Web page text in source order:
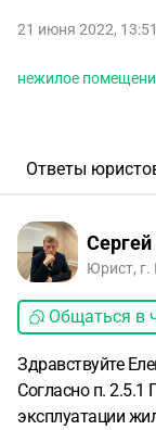
обеспечить
магазина, т.е.
соприкасаются
21 июня 2022, 13:51
нежилое
Ответы
Юрист, г.
Общаться в
Здравствуйте
Согласно п. 2.5.1
эксплуатации